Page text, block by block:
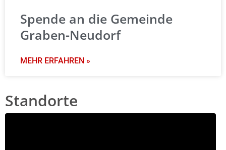
Spende an die Gemeinde
Graben-Neudorf
MEHR ERFAHREN »
Standorte